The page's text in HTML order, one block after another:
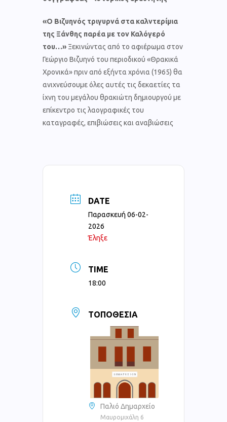
«Ο Βιζυηνός τριγυρνά στα καλντερίμια
της Ξάνθης παρέα με τον Καλόγερό
του…» Ξεκινώντας από το αφιέρωμα στον
Γεώργιο Βιζυηνό του περιοδικού «Θρακικά
Χρονικά» πριν από εξήντα χρόνια (1965) θα
ανιχνεύσουμε όλες αυτές τις δεκαετίες τα
ίχνη του μεγάλου θρακιώτη δημιουργού με
επίκεντρο τις λαογραφικές του
καταγραφές, επιβιώσεις και αναβιώσεις
DATE
Παρασκευή 06-02-
2026
Έληξε
TIME
18:00
ΤΟΠΟΘΕΣΊΑ
Παλιό Δημαρχείο
Μαυρομιχάλη 6